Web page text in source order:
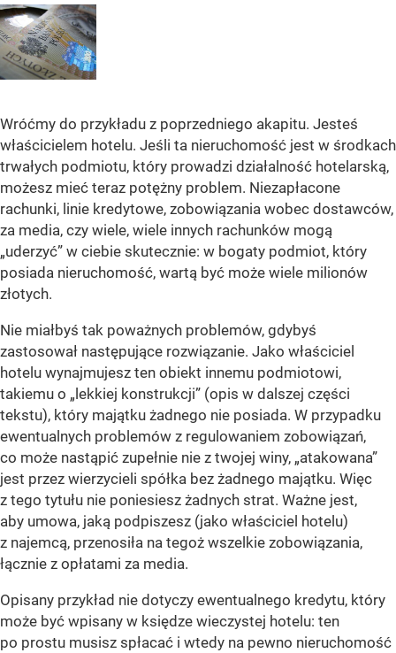
Wróćmy do przykładu z poprzedniego akapitu. Jesteś
właścicielem hotelu. Jeśli ta nieruchomość jest w środkach
trwałych podmiotu, który prowadzi działalność hotelarską,
możesz mieć teraz potężny problem. Niezapłacone
rachunki, linie kredytowe, zobowiązania wobec dostawców,
za media, czy wiele, wiele innych rachunków mogą
„uderzyć” w ciebie skutecznie: w bogaty podmiot, który
posiada nieruchomość, wartą być może wiele milionów
złotych.
Nie miałbyś tak poważnych problemów, gdybyś
zastosował następujące rozwiązanie. Jako właściciel
hotelu wynajmujesz ten obiekt innemu podmiotowi,
takiemu o „lekkiej konstrukcji” (opis w dalszej części
tekstu), który majątku żadnego nie posiada. W przypadku
ewentualnych problemów z regulowaniem zobowiązań,
co może nastąpić zupełnie nie z twojej winy, „atakowana”
jest przez wierzycieli spółka bez żadnego majątku. Więc
z tego tytułu nie poniesiesz żadnych strat. Ważne jest,
aby umowa, jaką podpiszesz (jako właściciel hotelu)
z najemcą, przenosiła na tegoż wszelkie zobowiązania,
łącznie z opłatami za media.
Opisany przykład nie dotyczy ewentualnego kredytu, który
może być wpisany w księdze wieczystej hotelu: ten
po prostu musisz spłacać i wtedy na pewno nieruchomość